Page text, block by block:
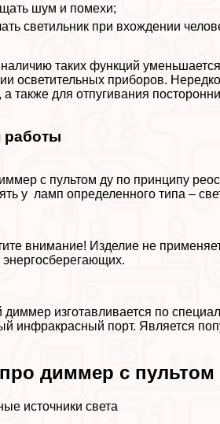
шум и помехи;
светильник при вхождении
таких функций
осветительных приборов.
а также для отпугивания
работы
с пультом ду по принципу
у ламп определенного типа –
внимание! Изделие не
энергосберегающих.
изготавливается по
инфpaкрасный порт. Является
диммер с пультом
источники света